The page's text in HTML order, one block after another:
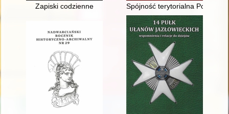
Zapiski codzienne Spójność terytorialna Polski